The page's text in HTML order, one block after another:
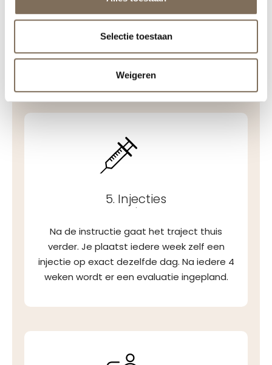
Selectie toestaan
Weigeren
samen met de paramedicus gezet. Door de
demonstratie weet je precies wat je de
komende weken moet doen.
5. Injecties
.
Na de instructie gaat het traject thuis
verder. Je plaatst iedere week zelf een
injectie op exact dezelfde dag. Na iedere 4
weken wordt er een evaluatie ingepland.